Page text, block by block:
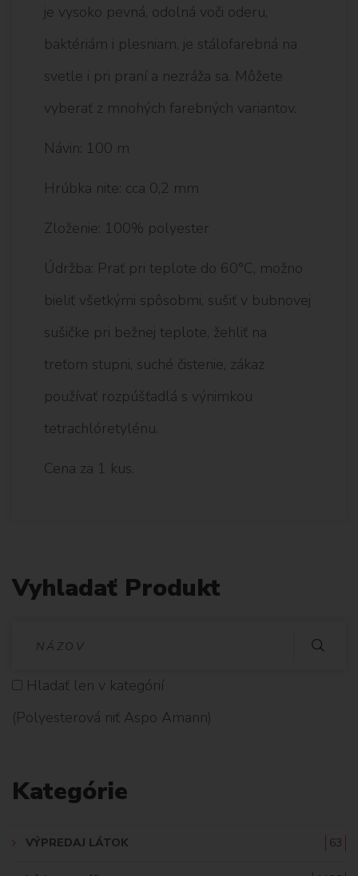
je vysoko pevná, odolná voči oderu,
baktériám i plesniam, je stálofarebná na
svetle i pri praní a nezráža sa. Môžete
vyberať z mnohých farebných variantov.
Návin: 100 m
Hrúbka nite: cca 0,2 mm
Zloženie: 100% polyester
Údržba: Prať pri teplote do 60°C, možno
bieliť všetkými spôsobmi, sušiť v bubnovej
sušičke pri bežnej teplote, žehliť na
treťom stupni, suché čistenie, zákaz
používať rozpúšťadlá s výnimkou
tetrachlóretylénu.
Cena za 1 kus.
Vyhladať Produkt
D
Hladať len v kategórií
(Polyesterová niť Aspo Amann)
Kategórie
VÝPREDAJ LÁTOK 63